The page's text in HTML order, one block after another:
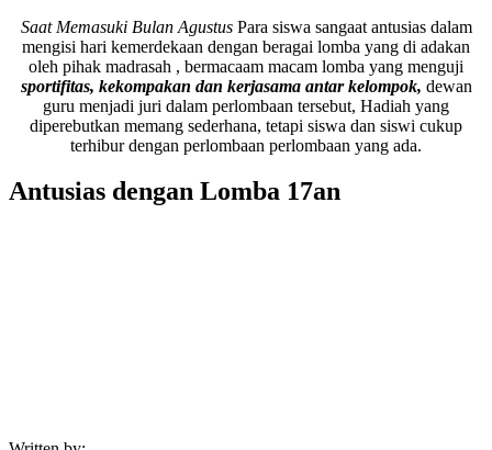
Saat Memasuki Bulan AgustusPara siswa sangaat antusias dalam
mengisi hari kemerdekaan dengan beragai lomba yang di adakan
oleh pihak madrasah , bermacaam macam lomba yang menguji
sportifitas, kekompakan dan kerjasama antar kelompok, dewan
guru menjadi juri dalam perlombaan tersebut, Hadiah yang
diperebutkan memang sederhana, tetapi siswa dan siswi cukup
terhibur dengan perlombaan perlombaan yang ada.
Antusias dengan Lomba 17an